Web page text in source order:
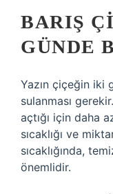
BARIŞ
GÜNDE
Yazın çiçeğin iki
sulanması
açtığı için daha
sıcaklığı ve
sıcaklığında,
önemlidir.